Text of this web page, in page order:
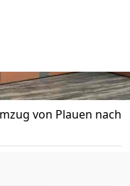
von Plauen nach